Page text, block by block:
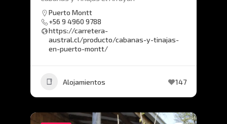
Puerto Montt
+56 9 4960 9788
https://carretera-
austral.cl/producto/cabanas-y-tinajas-
en-puerto-montt/
Alojamientos 147